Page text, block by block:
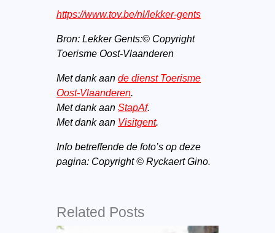
https://www.tov.be/nl/lekker-gents
Bron: Lekker Gents:© Copyright
Toerisme Oost-Vlaanderen
Met dank aan de dienst Toerisme
Oost-Vlaanderen.
Met dank aan StapAf.
Met dank aan Visitgent.
Info betreffende de foto’s op deze
pagina: Copyright © Ryckaert Gino.
Related Posts